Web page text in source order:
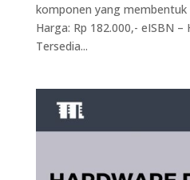
komponen yang
Harga: Rp 182.000,- eISBN –
Tersedia...